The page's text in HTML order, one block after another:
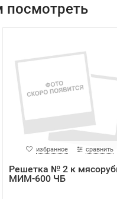
посмотреть
избранное сравнить
Решетка № 2 к
МИМ-600 ЧБ